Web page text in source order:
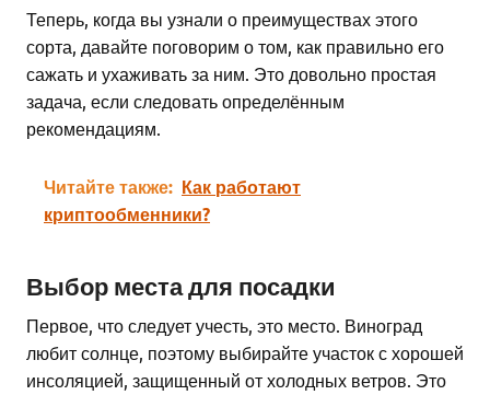
Теперь, когда вы узнали о преимуществах этого
сорта, давайте поговорим о том, как правильно его
сажать и ухаживать за ним. Это довольно простая
задача, если следовать определённым
рекомендациям.
Читайте также: Как работают
криптообменники?
Выбор места для посадки
Первое, что следует учесть, это место. Виноград
любит солнце, поэтому выбирайте участок с хорошей
инсоляцией, защищенный от холодных ветров. Это